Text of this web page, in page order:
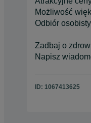
Możliwość
Odbiór
Zadbaj o
Napisz
ID: 1067413625